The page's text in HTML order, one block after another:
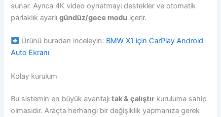
sunar. Ayrıca 4K video oynatmayı destekler ve otomatik
parlaklık ayarlıgündüz/gece modu içerir.
Ürünü buradan inceleyin: BMW X1 için CarPlay Android
Auto Ekranı
Kolay kurulum
Bu sistemin en büyük avantajıtak & çalıştır kuruluma sahip
olmasıdır. Araçta herhangi bir değişiklik yapmanıza gerek